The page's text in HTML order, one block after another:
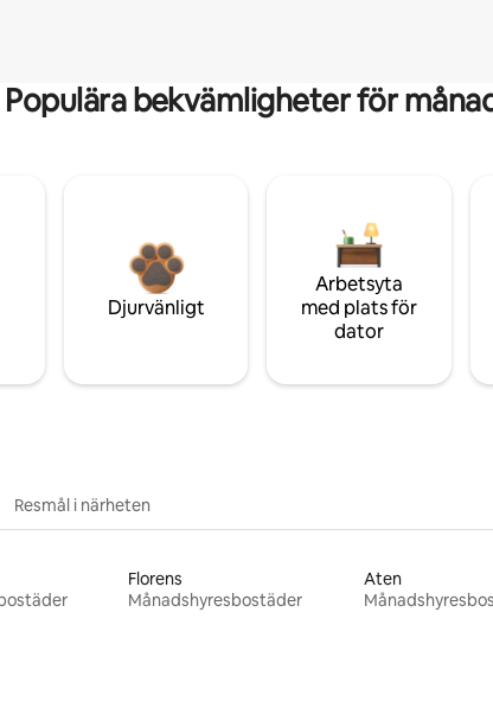
Populära bekvämligheter för
Djurvänligt
Arbetsyta
med plats för
dator
Resmål i närheten
Florens
Månadshyresbostäder
Aten